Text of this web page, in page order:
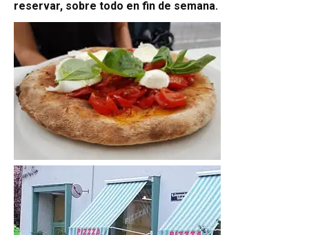
reservar, sobre todo en fin de semana.